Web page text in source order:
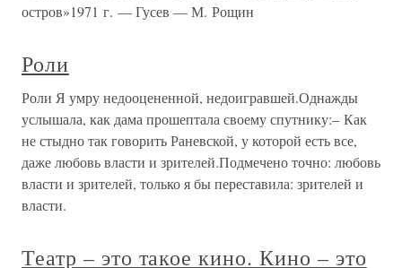
остров»1971 г. — Гусев — М. Рощин
Роли
Роли Я умру недооцененной, недоигравшей.Однажды
услышала, как дама прошептала своему спутнику:– Как
не стыдно так говорить Раневской, у которой есть все,
даже любовь власти и зрителей.Подмечено точно: любовь
власти и зрителей, только я бы переставила: зрителей и
власти.
Театр – это такое кино. Кино – это